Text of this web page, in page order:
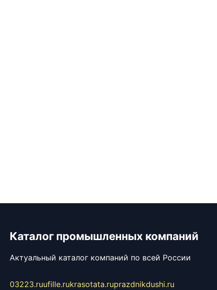
Каталог промышленных компаний
Актуальный каталог компаний по всей России
03223.ruufille.rukrasotata.ruprazdnikdushi.ru